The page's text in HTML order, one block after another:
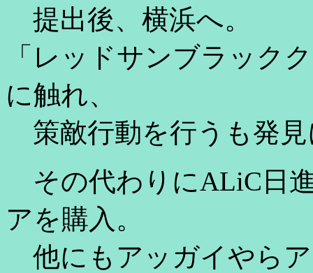
提出後、横浜へ。
「レッドサンブラック
に触れ、
策敵行動を行うも発
その代わりにALiC日
アを購入。
他にもアッガイやら